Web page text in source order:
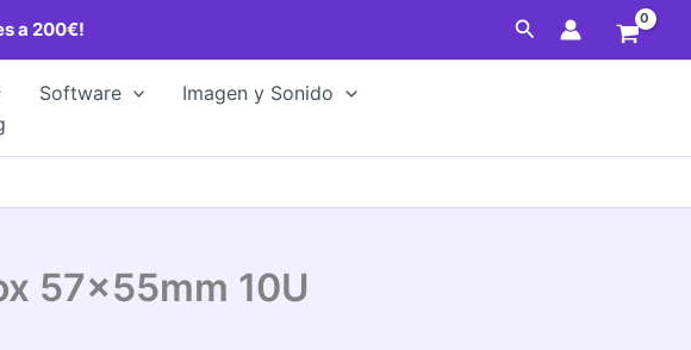
a 200€! Buscar
Software
Imagen y Sonido
57x55mm 10U
10U